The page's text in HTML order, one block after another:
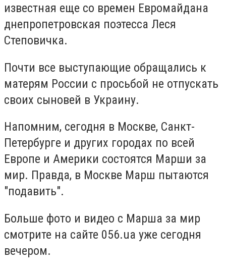
известная еще со времен Евромайдана
днепропетровская поэтесса Леся
Степовичка.
Почти все выступающие обращались к
матерям России с просьбой не отпускать
своих сыновей в Украину.
Напомним, сегодня в Москве, Санкт-
Петербурге и других городах по всей
Европе и Америки состоятся Марши за
мир. Правда, в Москве Марш пытаются
"подавить".
Больше фото и видео с Марша за мир
смотрите на сайте 056.ua уже сегодня
вечером.